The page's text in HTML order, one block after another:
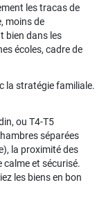
les tracas de
moins de
bien dans les
écoles, cadre de
la stratégie familiale.
ou T4-T5
séparées
la proximité des
calme et sécurisé.
les biens en bon